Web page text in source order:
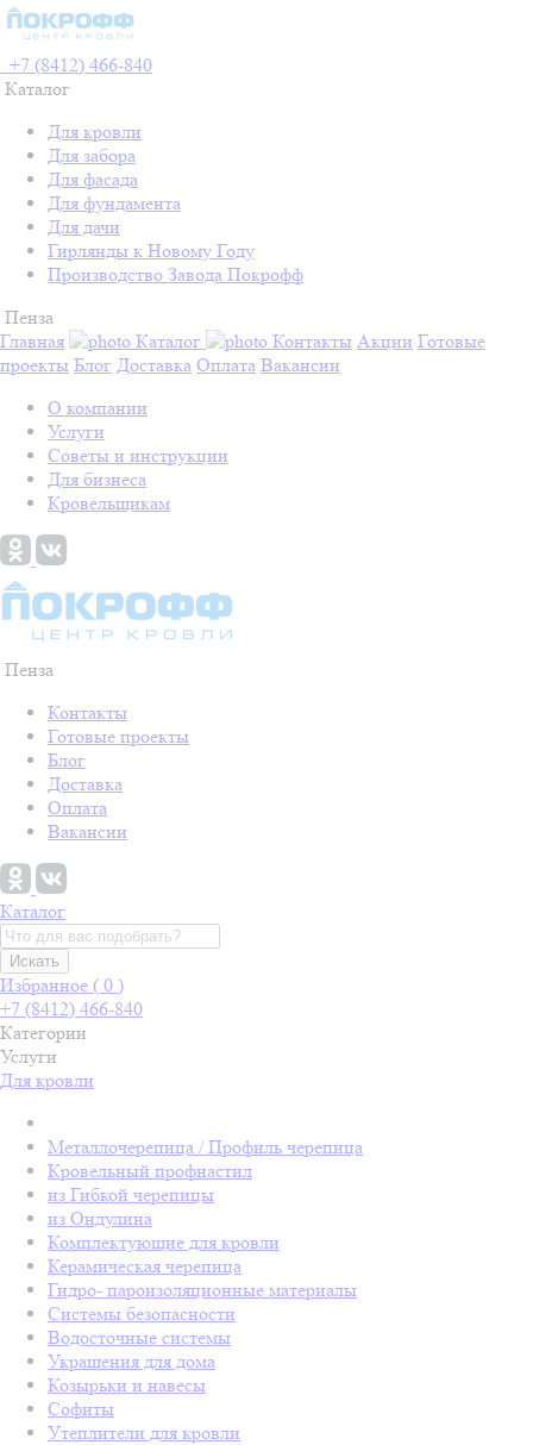
+7 (8412) 466-840
Каталог
Для кровли
Для забора
Для фасада
Для фундамента
Для дачи
Гирлянды к Новому Году
Производство Завода Покрофф
Пенза
Главная
Каталог Контакты Акции Готовые
проекты Блог Доставка Оплата Вакансии
О компании
Услуги
Советы и инструкции
Для бизнеса
Кровельщикам
Пенза
Контакты
Готовые проекты
Блог
Доставка
Оплата
Вакансии
Каталог
Искать
Избранное ( 0 )
+7 (8412) 466-840
Категории
Услуги
Для кровли
Металлочерепица / Профиль черепица
Кровельный профнастил
из Гибкой черепицы
из Ондулина
Комплектующие для кровли
Керамическая черепица
Гидро- пароизоляционные материалы
Системы безопасности
Водосточные системы
Украшения для дома
Козырьки и навесы
Софиты
Утеплители для кровли